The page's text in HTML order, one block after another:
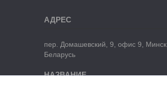
пер. Домашевский, 9, офис 9, Минск,
Беларусь